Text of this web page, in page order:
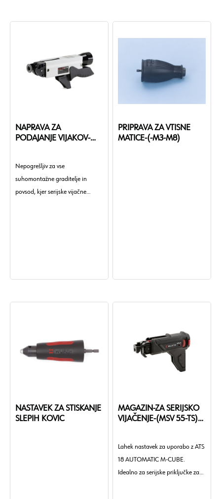
NAPRAVA ZA
PODAJANJE VIJAKOV-
Nepogrešljiv za vse
suhomontažne graditelje in
povsod, kjer serijske vijačne
PRIPRAVA ZA VTISNE
MATICE-(-M3-M8)
NASTAVEK ZA STISKANJE
SLEPIH KOVIC
MAGAZIN-ZA SERIJSKO
VIJAČENJE-(MSV 55-TS)-
Lahek nastavek za uporabo z ATS
18 AUTOMATIC M-CUBE.
Idealno za serijske priključke za